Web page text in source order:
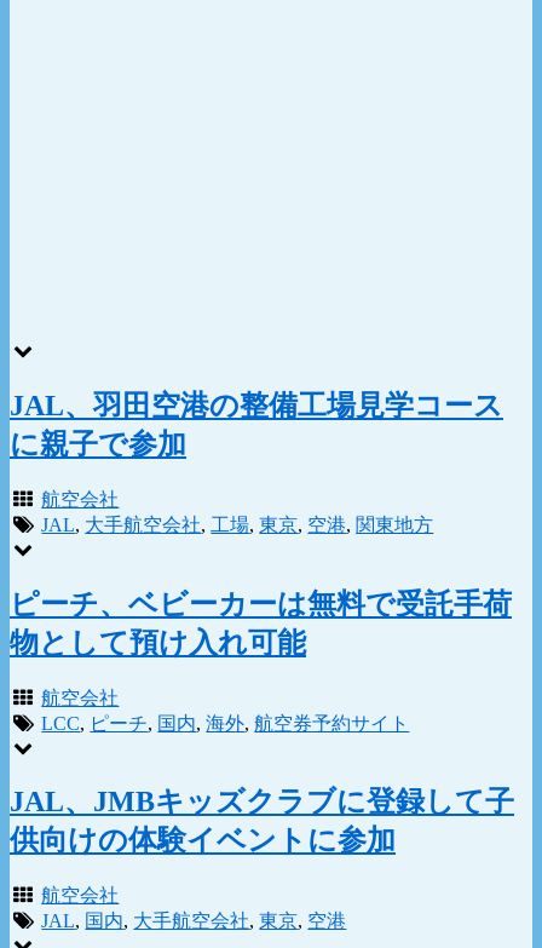
JAL、羽田空港の整備工場見学コース
に親子で参加
航空会社
JAL, 大手航空会社, 工場,東京, 空港, 関東地方
ピーチ、ベビーカーは無料で受託手荷
物として預け入れ可能
航空会社
LCC, ピーチ, 国内,海外,航空券予約サイト
JAL、JMBキッズクラブに登録して子
供向けの体験イベントに参加
航空会社
JAL, 国内, 大手航空会社,東京, 空港